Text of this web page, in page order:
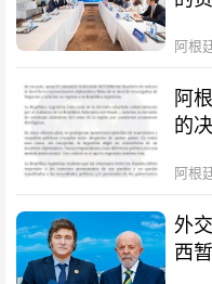
阿根
阿
的
阿根
外
西